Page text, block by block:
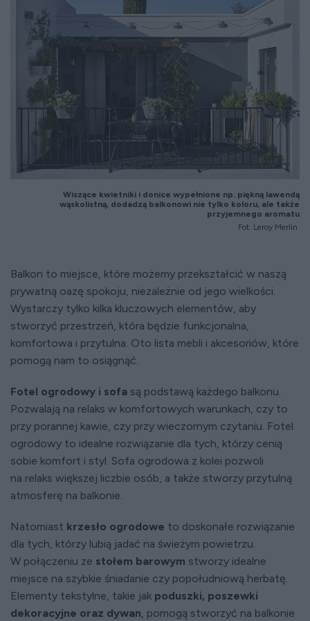
Wiszące kwietniki i donice wypełnione np. piękną lawendą
wąskolistną, dodadzą balkonowi nie tylko koloru, ale także
przyjemnego aromatu
Fot. Leroy Merlin
Balkon to miejsce, które możemy przekształcić w naszą
prywatną oazę spokoju, niezależnie od jego wielkości.
Wystarczy tylko kilka kluczowych elementów, aby
stworzyć przestrzeń, która będzie funkcjonalna,
komfortowa i przytulna. Oto lista mebli i akcesoriów, które
pomogą nam to osiągnąć.
Fotel ogrodowy i sofa są podstawą każdego balkonu.
Pozwalają na relaks w komfortowych warunkach, czy to
przy porannej kawie, czy przy wieczornym czytaniu. Fotel
ogrodowy to idealne rozwiązanie dla tych, którzy cenią
sobie komfort i styl. Sofa ogrodowa z kolei pozwoli
na relaks większej liczbie osób, a także stworzy przytulną
atmosferę na balkonie.
Natomiast krzesło ogrodowe to doskonałe rozwiązanie
dla tych, którzy lubią jadać na świeżym powietrzu.
W połączeniu ze stołem barowym stworzy idealne
miejsce na szybkie śniadanie czy popołudniową herbatę.
Elementy tekstylne, takie jak poduszki, poszewki
dekoracyjne oraz dywan, pomogą stworzyć na balkonie